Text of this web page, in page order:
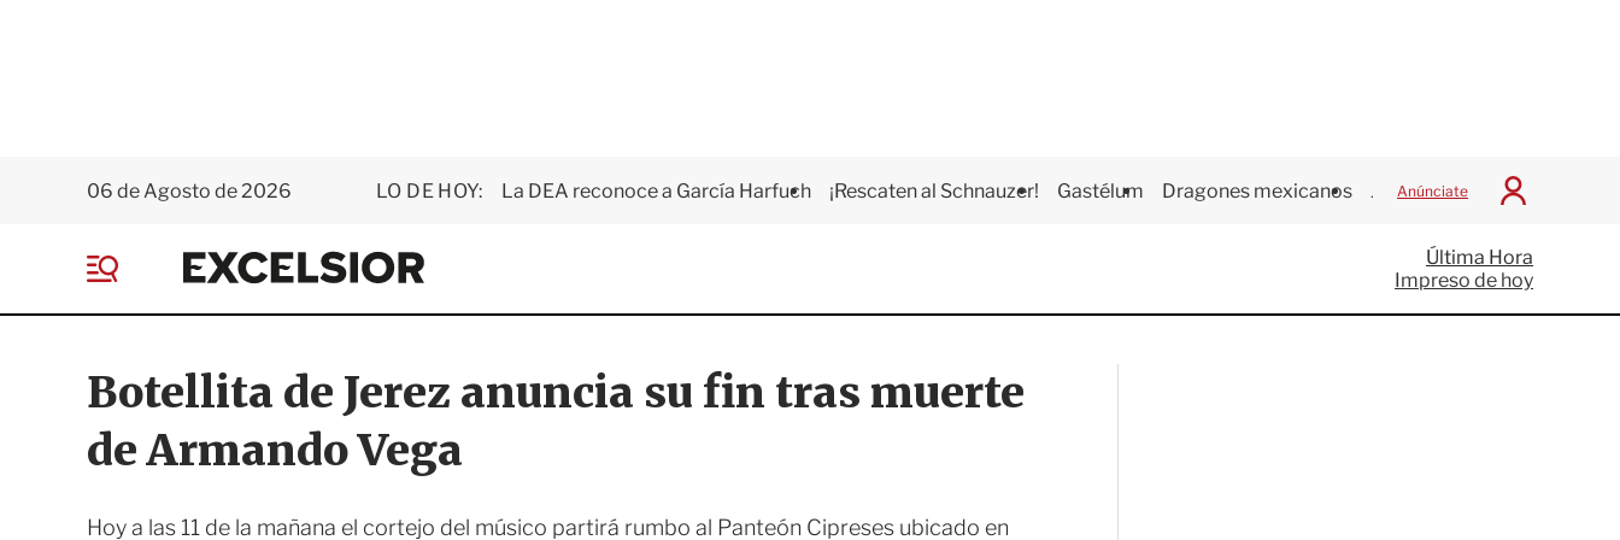
06 de Agosto de 2026 LO DE HOY: La DEA reconoce a García Harfuch ¡Rescaten al Schnauzer! Gastélum Dragones mexicanos Juegos Centroamericanos
Anúnciate
I
c
i
a
E
x
e
i
o
r
e
Última Hora
Impreso de hoy
Botellita de Jerez anuncia su fin tras muerte
de Armando Vega
Hoy a las 11 de la mañana el cortejo del músico partirá rumbo al Panteón Cipreses ubicado en